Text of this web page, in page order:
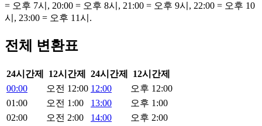
= 오후 7시, 20:00 = 오후 8시, 21:00 = 오후 9시, 22:00 = 오후 10
시, 23:00 = 오후 11시.
전체 변환표
24시간제 12시간제 24시간제
12시간제
00:00
오전 12:00 12:00
오후 12:00
01:00
오전 1:00 13:00
오후 1:00
02:00
오전 2:00 14:00
오후 2:00